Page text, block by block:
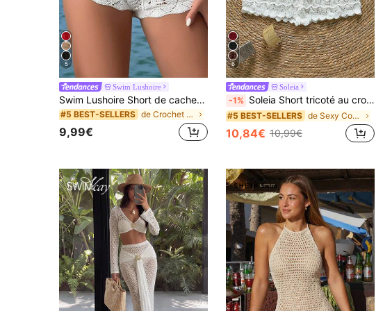
5
Swim Lushoire
Swim Lushoire Short de cache-maillot à taille coulissante de couleur unie avec découpe ajourée pour femmes, idéal pour les vacances
#5 BEST-SELLERS de Crochet Vêtements de plage pour femmes
9,99€
6
Soleia
-1% Soleia Short tricoté au crochet avec cordon de serrage, ajouré, coupe slim et nœud
#5 BEST-SELLERS de Sexy Couverture des femmes
10,84€ 10,99€